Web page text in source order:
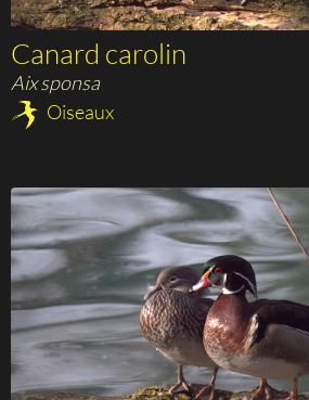
Canard carolin
Aix sponsa
Oiseaux